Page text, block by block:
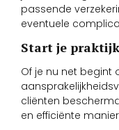
passende
eventuele
Start je
Of je nu net begint
cliënten
en efficiënte